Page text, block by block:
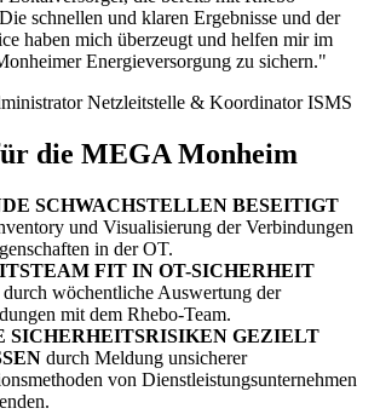
schnellen und klaren Ergebnisse und der
haben mich überzeugt und helfen mir im
Energieversorgung zu sichern."
Netzleitstelle & Koordinator ISMS
die MEGA Monheim
SCHWACHSTELLEN BESEITIGT
und Visualisierung der Verbindungen
in der OT.
FIT IN OT-SICHERHEIT
durch wöchentliche Auswertung der
mit dem Rhebo-Team.
SICHERHEITSRISIKEN GEZIELT
durch Meldung unsicherer
von Dienstleistungsunternehmen